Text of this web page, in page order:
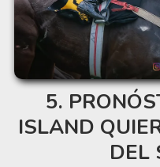
ISLAND
DEL